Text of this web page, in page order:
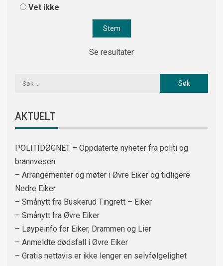
Vet ikke
Se resultater
AKTUELT
POLITIDØGNET – Oppdaterte nyheter fra politi og
brannvesen
– Arrangementer og møter i Øvre Eiker og tidligere
Nedre Eiker
– Smånytt fra Buskerud Tingrett – Eiker
– Smånytt fra Øvre Eiker
– Løypeinfo for Eiker, Drammen og Lier
– Anmeldte dødsfall i Øvre Eiker
– Gratis nettavis er ikke lenger en selvfølgelighet